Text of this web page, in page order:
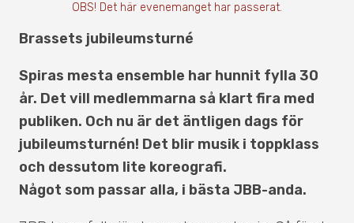
OBS! Det här evenemanget har passerat.
Brassets jubileumsturné
Spiras mesta ensemble har hunnit fylla 30
år. Det vill medlemmarna så klart fira med
publiken. Och nu är det äntligen dags för
jubileumsturnén! Det blir musik i toppklass
och dessutom lite koreografi.
Något som passar alla, i bästa JBB-anda.